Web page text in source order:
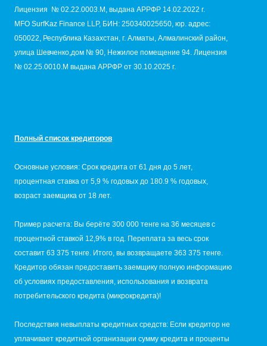
Лицензия № 02.22.0003.М, выдана АРРФР 14.02.2022 г.
MFO SurfKaz Finance LLP, БИН: 250340025650, юр. адрес:
050022, Республика Казахстан, г. Алматы, Алмалинский район,
улица Шевченко,дом № 90, Нежилое помещение 94. Лицензия
№ 02.25.0010.M выдана АРРФР от 30.10.2025 г.
Полный список кредиторов
Основные условия: Срок кредита от 61 дня до 5 лет,
процентная ставка от 5,9 % годовых до 180.9 % годовых,
возраст заемщика от 18 лет.
Пример расчета: Вы берёте 300 000 тенге на 36 месяцев с
процентной ставкой 12,9% в год. Переплата за весь срок
составит 63 375 тенге. Итого, вы возвращаете 363 375 тенге.
Кредитор обязан предоставить заемщику полную информацию
об условиях предоставления, использования и возврата
потребительского кредита (микрокредита)!
Последствия невыплаты кредитных средств: Если кредитор не
уплачивает кредитной организации сумму кредита и проценты